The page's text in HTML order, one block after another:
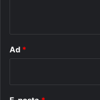
Ad *